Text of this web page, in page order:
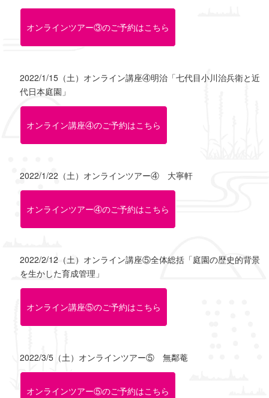
オンラインツアー③のご予約はこちら
2022/1/15（土）オンライン講座④明治「七代目小川治兵衛と近
代日本庭園」
オンライン講座④のご予約はこちら
2022/1/22（土）オンラインツアー④ 大寧軒
オンラインツアー④のご予約はこちら
2022/2/12（土）オンライン講座⑤全体総括「庭園の歴史的背景
を生かした育成管理」
オンライン講座⑤のご予約はこちら
2022/3/5（土）オンラインツアー⑤ 無鄰菴
オンラインツアー⑤のご予約はこちら